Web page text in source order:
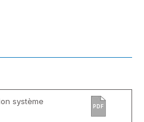
système
PDF